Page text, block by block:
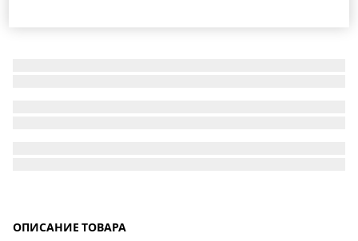
ОПИСАНИЕ ТОВАРА